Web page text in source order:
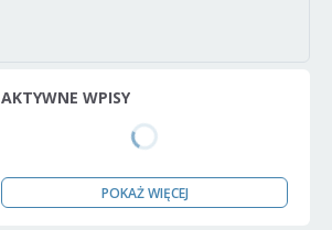
AKTYWNE WPISY
POKAŻ WIĘCEJ